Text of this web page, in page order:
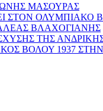
ΜΑΣΟΥΡΑΣ
ΣΤΟΝ ΟΛΥΜΠΙΑΚΟ
ΒΛΑΧΟΓΙΑΝΗΣ
ΤΗΣ
ΒΟΛΟΥ 1937